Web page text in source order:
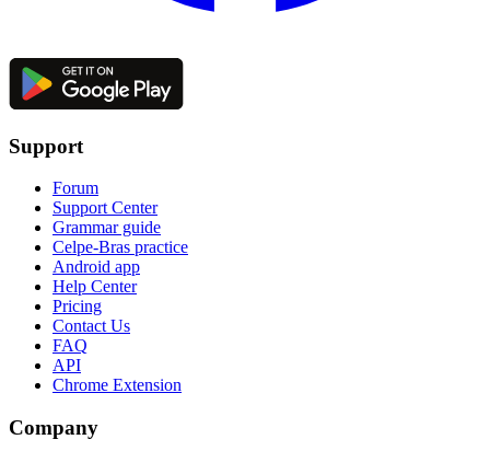
Support
Forum
Support Center
Grammar guide
Celpe-Bras practice
Android app
Help Center
Pricing
Contact Us
FAQ
API
Chrome Extension
Company